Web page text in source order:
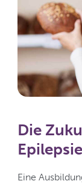
Die
Epilepsie
Eine